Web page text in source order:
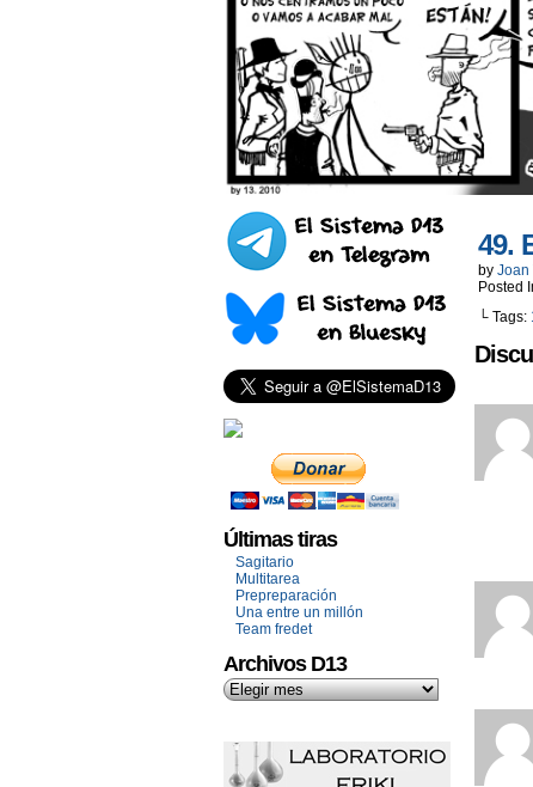
Últimas tiras
Sagitario
Multitarea
Prepreparación
Una entre un millón
Team fredet
Archivos D13
49.
by Joan
Posted
└ Tags: